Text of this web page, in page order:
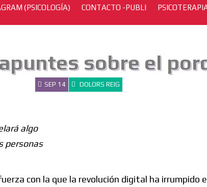
(PSICOLOGÍA) CONTACTO -PUBLI
sobre el
SEP 14 DOLORS REIG
algo
personas
con la que la revolución digital ha irrumpido